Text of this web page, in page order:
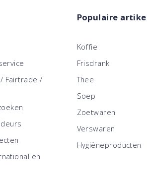
Fairtrade /
en
Populaire
Koffie
Frisdrank
Thee
Soep
Zoetwaren
Verswaren
Hygiëneproducten